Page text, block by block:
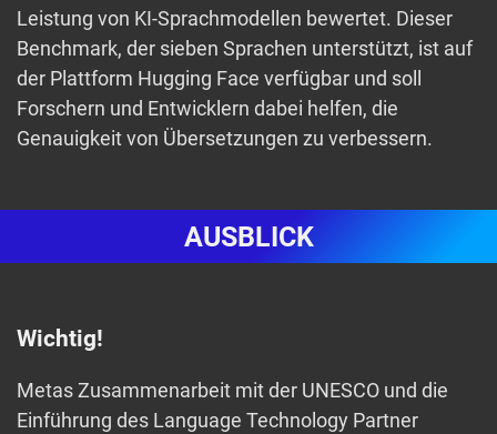
Leistung von KI-Sprachmodellen bewertet. Dieser
Benchmark, der sieben Sprachen unterstützt, ist auf
der Plattform Hugging Face verfügbar und soll
Forschern und Entwicklern dabei helfen, die
Genauigkeit von Übersetzungen zu verbessern.
AUSBLICK
Wichtig!
Metas Zusammenarbeit mit der UNESCO und die
Einführung des Language Technology Partner